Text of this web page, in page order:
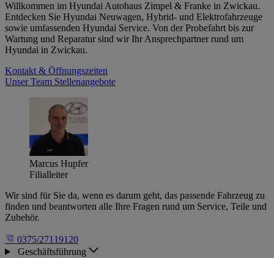
Willkommen im Hyundai Autohaus Zimpel & Franke in Zwickau.
Entdecken Sie Hyundai Neuwagen, Hybrid- und Elektrofahrzeuge
sowie umfassenden Hyundai Service. Von der Probefahrt bis zur
Wartung und Reparatur sind wir Ihr Ansprechpartner rund um
Hyundai in Zwickau.
Kontakt & Öffnungszeiten
Unser Team Stellenangebote
Marcus Hupfer
Filialleiter
Wir sind für Sie da, wenn es darum geht, das passende Fahrzeug zu
finden und beantworten alle Ihre Fragen rund um Service, Teile und
Zubehör.
0375/27119120
Geschäftsführung